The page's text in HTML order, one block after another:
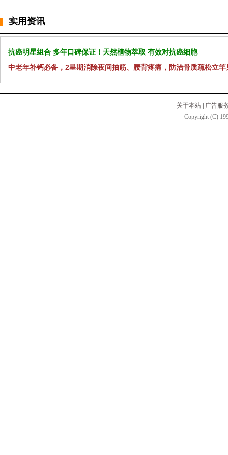
实用资讯
抗癌明星组合 多年口碑保证！天然植物萃取 有效对抗癌细胞
中老年补钙必备，2星期消除夜间抽筋、腰背疼痛，防治骨质疏松立竿
关于本站
广告服
Copyright (C)